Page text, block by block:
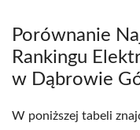
Porównanie
Rankingu
w Dąbrowie
W poniższej tabeli